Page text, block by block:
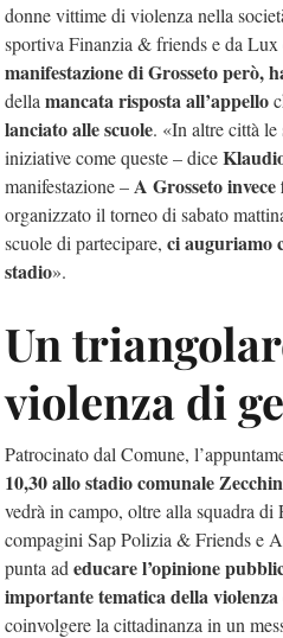
donne vittime di violenza nella
sportiva Finanzia & friends e da Lux
manifestazione di Grosseto però,
della mancata risposta all’appello
lanciato alle scuole. «In altre città le
iniziative come queste – dice
manifestazione –A Grosseto
organizzato il torneo di sabato
scuole di partecipare, ci auguriamo
stadio».
Un
violenza di
Patrocinato dal Comune,
10,30 allo stadio comunale
vedrà in campo, oltre alla squadra
compagini Sap Polizia & Friends e
punta ad educare l’opinione
importante tematica della violenza
coinvolgere la cittadinanza in un